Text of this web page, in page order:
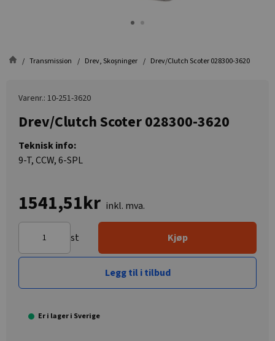
Transmission Drev, Skoșninger Drev/Clutch Scoter 028300-3620
Varenr.: 10-251-3620
Drev/Clutch Scoter 028300-3620
Teknisk info:
9-T, CCW, 6-SPL
1541,51kr inkl. mva.
st Kjøp
Legg til i tilbud
Er i lager i Sverige